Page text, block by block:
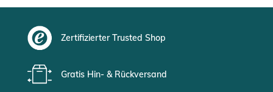
Zertifizierter Trusted Shop
Gratis Hin- & Rückversand